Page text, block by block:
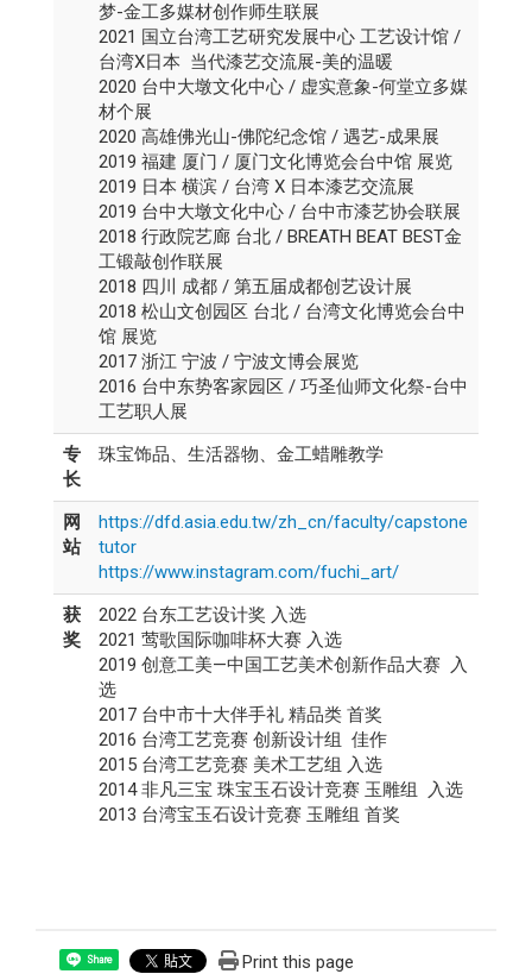
梦-金工多媒材创作师生联展
2021 国立台湾工艺研究发展中心 工艺设计馆 /
台湾X日本 当代漆艺交流展-美的温暖
2020 台中大墩文化中心 / 虚实意象-何堂立多媒
材个展
2020 高雄佛光山-佛陀纪念馆 / 遇艺-成果展
2019 福建 厦门 / 厦门文化博览会台中馆 展览
2019 日本 横滨 / 台湾 X 日本漆艺交流展
2019 台中大墩文化中心 / 台中市漆艺协会联展
2018 行政院艺廊 台北 / BREATH BEAT BEST金
工锻敲创作联展
2018 四川 成都 / 第五届成都创艺设计展
2018 松山文创园区 台北 / 台湾文化博览会台中
馆 展览
2017 浙江 宁波 / 宁波文博会展览
2016 台中东势客家园区 / 巧圣仙师文化祭-台中
工艺职人展
专
长
珠宝饰品、生活器物、金工蜡雕教学
网
站
https://dfd.asia.edu.tw/zh_cn/faculty/capstone
tutor
https://www.instagram.com/fuchi_art/
获
奖
2022 台东工艺设计奖 入选
2021 莺歌国际咖啡杯大赛 入选
2019 创意工美—中国工艺美术创新作品大赛 入
选
2017 台中市十大伴手礼 精品类 首奖
2016 台湾工艺竞赛 创新设计组 佳作
2015 台湾工艺竞赛 美术工艺组 入选
2014 非凡三宝 珠宝玉石设计竞赛 玉雕组 入选
2013 台湾宝玉石设计竞赛 玉雕组 首奖
Share Print this page